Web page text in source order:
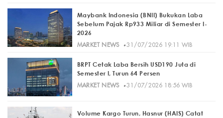
Maybank Indonesia (BNII) Bukukan Laba
Sebelum Pajak Rp933 Miliar di Semester I-
2026
MARKET NEWS· 31/07/2026 19:11 WIB
BRPT Cetak Laba Bersih USD190 Juta di
Semester I, Turun 64 Persen
MARKET NEWS· 31/07/2026 18:56 WIB
Volume Kargo Turun, Hasnur (HAIS) Catat